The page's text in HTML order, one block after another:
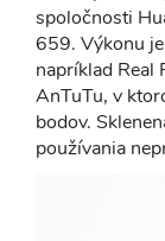
spoločnosti
659. Výkonu
napríklad Real
AnTuTu, v
bodov.
používania